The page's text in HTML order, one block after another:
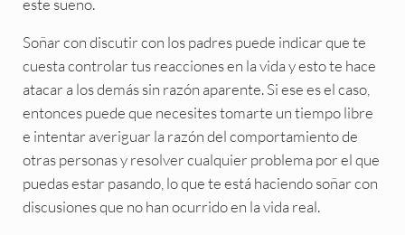
este sueño.
Soñar con discutir con los padres puede indicar que te
cuesta controlar tus reacciones en la vida y esto te hace
atacar a los demás sin razón aparente. Si ese es el caso,
entonces puede que necesites tomarte un tiempo libre
e intentar averiguar la razón del comportamiento de
otras personas y resolver cualquier problema por el que
puedas estar pasando, lo que te está haciendo soñar con
discusiones que no han ocurrido en la vida real.